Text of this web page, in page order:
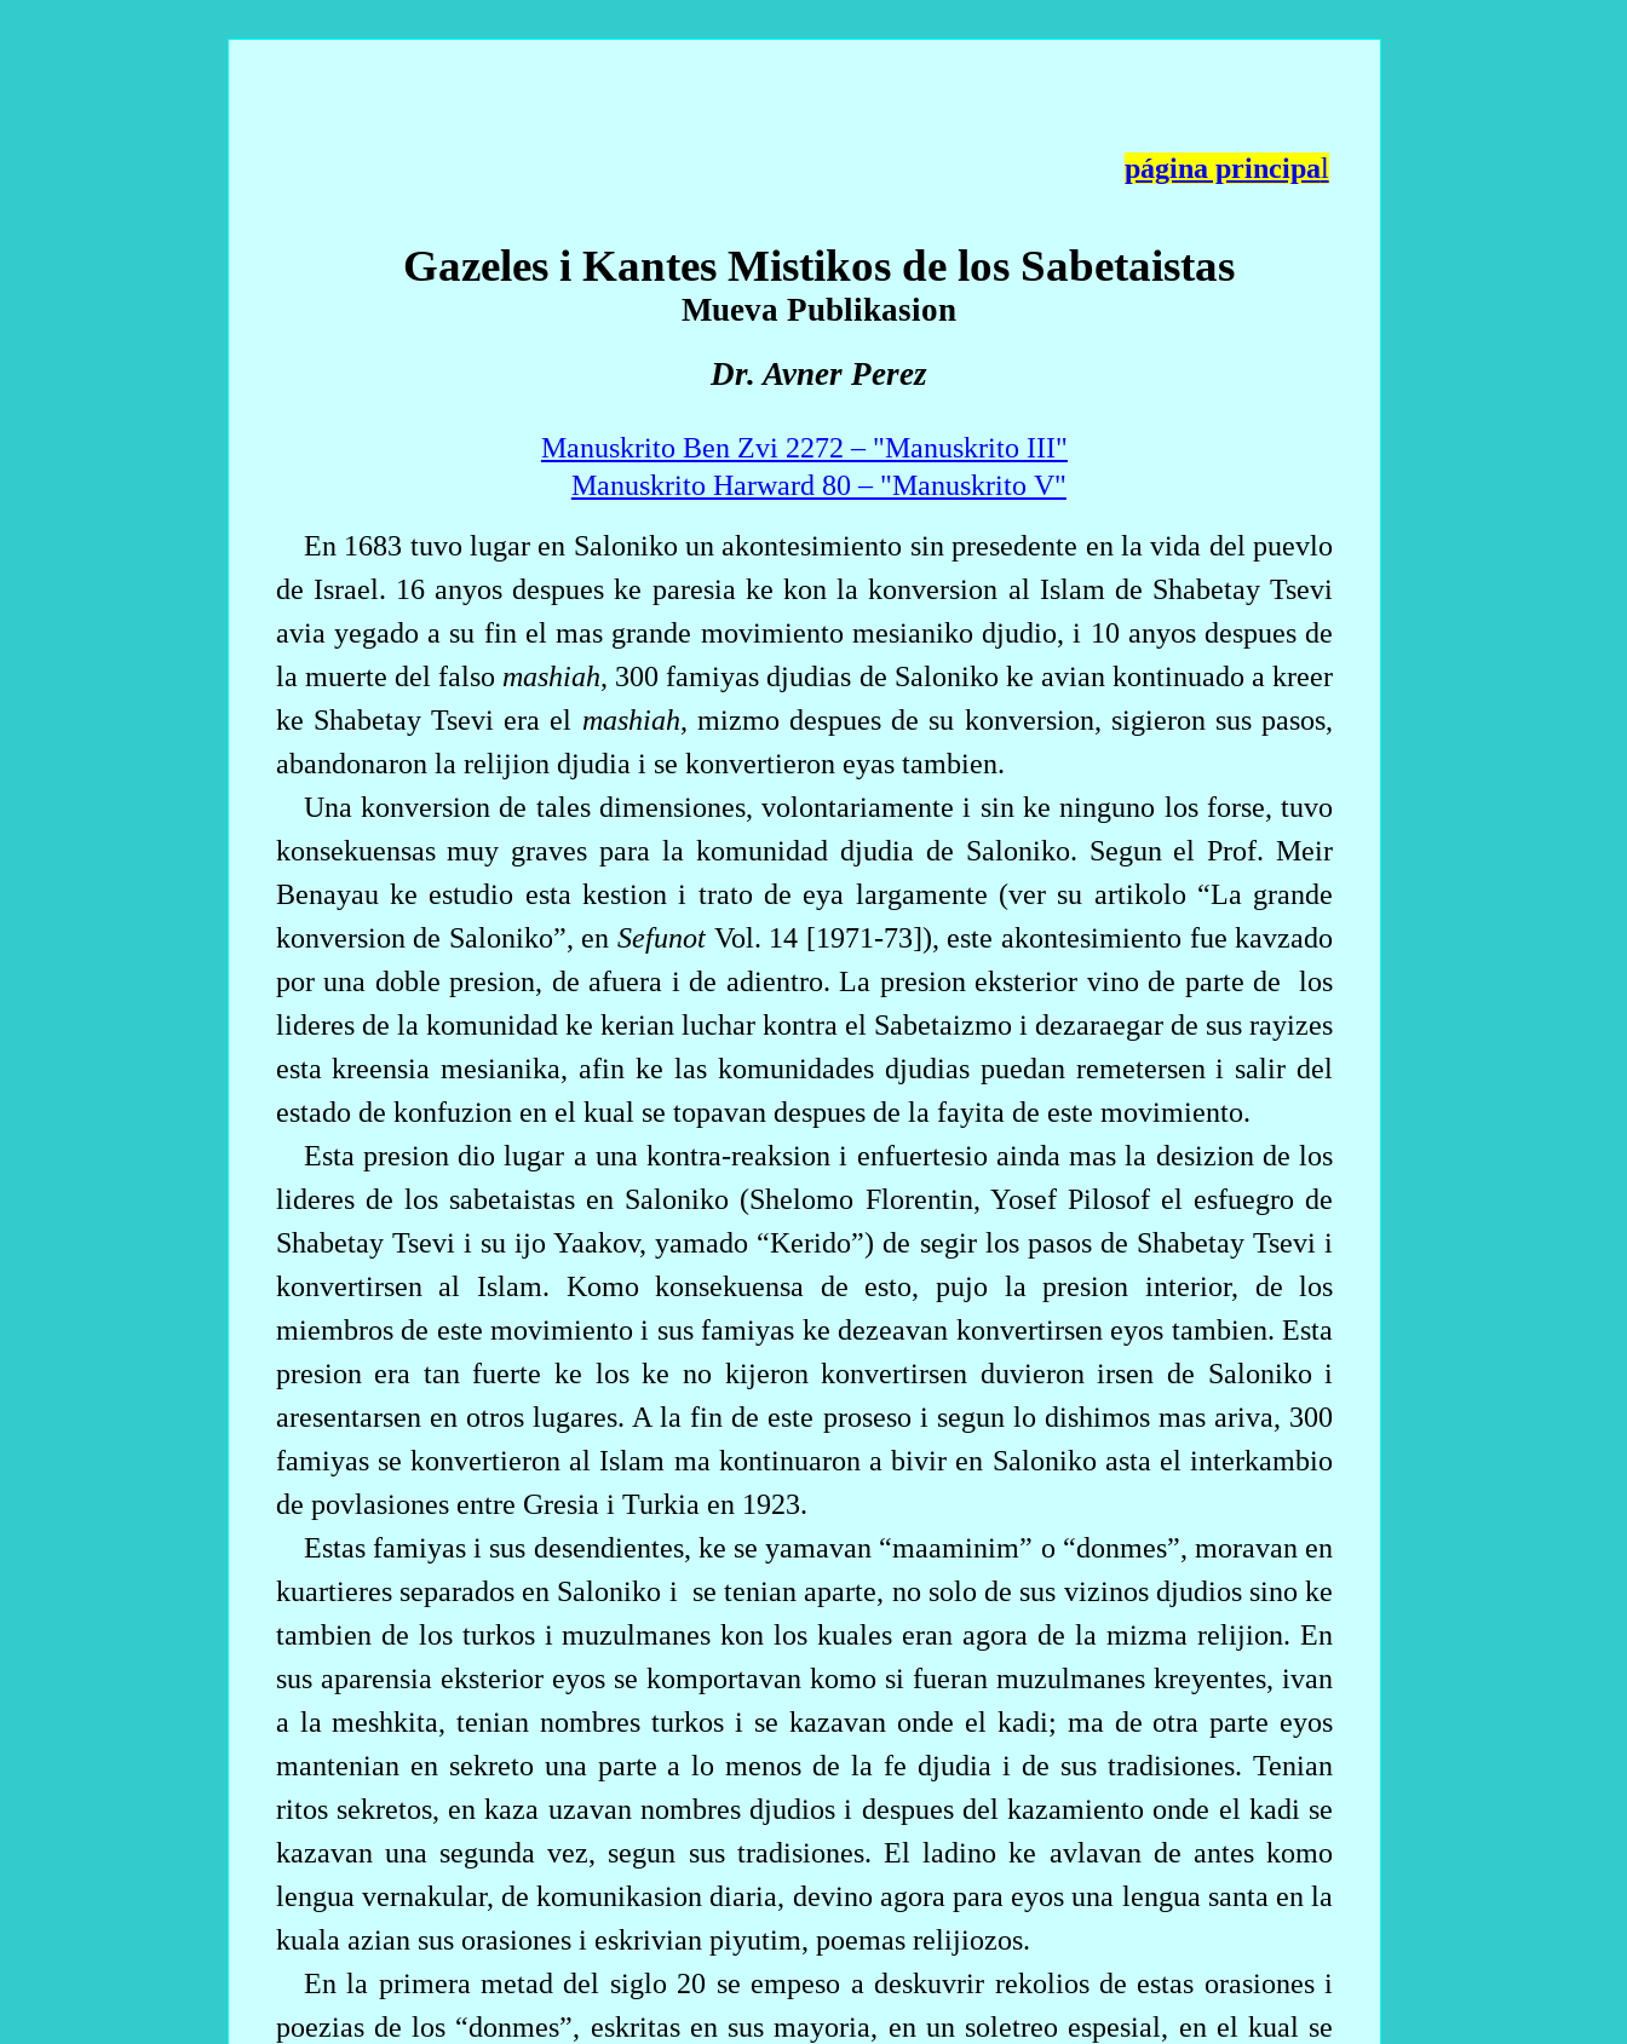
página principal
Gazeles i Kantes Mistikos de los Sabetaistas
Mueva Publikasion
Dr. Avner Perez
Manuskrito Ben Zvi 2272 – "Manuskrito III"
Manuskrito Harward 80 – "Manuskrito V"
En 1683 tuvo lugar en Saloniko un akontesimiento sin presedente en la vida del puevlo
de Israel. 16 anyos despues ke paresia ke kon la konversion al Islam de Shabetay Tsevi
avia yegado a su fin el mas grande movimiento mesianiko djudio, i 10 anyos despues de
la muerte del falso mashiah, 300 famiyas djudias de Saloniko ke avian kontinuado a kreer
ke Shabetay Tsevi era el mashiah, mizmo despues de su konversion, sigieron sus pasos,
abandonaron la relijion djudia i se konvertieron eyas tambien.
Una konversion de tales dimensiones, volontariamente i sin ke ninguno los forse, tuvo
konsekuensas muy graves para la komunidad djudia de Saloniko. Segun el Prof. Meir
Benayau ke estudio esta kestion i trato de eya largamente (ver su artikolo “La grande
konversion de Saloniko”, enSefunot Vol. 14 [1971-73]), este akontesimiento fue kavzado
por una doble presion, de afuera i de adientro. La presion eksterior vino de parte de
los
lideres de la komunidad ke kerian luchar kontra el Sabetaizmo i dezaraegar de sus rayizes
esta kreensia mesianika, afin ke las komunidades djudias puedan remetersen i salir del
estado de konfuzion en el kual se topavan despues de la fayita de este movimiento.
Esta presion dio lugar a una kontra-reaksion i enfuertesio ainda mas la desizion de los
lideres de los sabetaistas en Saloniko (Shelomo Florentin, Yosef Pilosof el esfuegro de
Shabetay Tsevi i su ijo Yaakov, yamado “Kerido”) de segir los pasos de Shabetay Tsevi i
konvertirsen al Islam. Komo konsekuensa de esto, pujo la presion interior, de los
miembros de este movimiento i sus famiyas ke dezeavan konvertirsen eyos tambien. Esta
presion era tan fuerte ke los ke no kijeron konvertirsen duvieron irsen de Saloniko i
aresentarsen en otros lugares. A la fin de este proseso i segun lo dishimos mas ariva, 300
famiyas se konvertieron al Islam ma kontinuaron a bivir en Saloniko asta el interkambio
de povlasiones entre Gresia i Turkia en 1923.
Estas famiyas i sus desendientes, ke se yamavan “maaminim” o “donmes”, moravan en
kuartieres separados en Saloniko i se tenian aparte, no solo de sus vizinos djudios sino ke
tambien de los turkos i muzulmanes kon los kuales eran agora de la mizma relijion. En
sus aparensia eksterior eyos se komportavan komo si fueran muzulmanes kreyentes, ivan
a la meshkita, tenian nombres turkos i se kazavan onde el kadi; ma de otra parte eyos
mantenian en sekreto una parte a lo menos de la fe djudia i de sus tradisiones. Tenian
ritos sekretos, en kaza uzavan nombres djudios i despues del kazamiento onde el kadi se
kazavan una segunda vez, segun sus tradisiones. El ladino ke avlavan de antes komo
lengua vernakular, de komunikasion diaria, devino agora para eyos una lengua santa en la
kuala azian sus orasiones i eskrivian piyutim, poemas relijiozos.
En la primera metad del siglo 20 se empeso a deskuvrir rekolios de estas orasiones i
poezias de los “donmes”, eskritas en sus mayoria, en un soletreo espesial, en el kual se